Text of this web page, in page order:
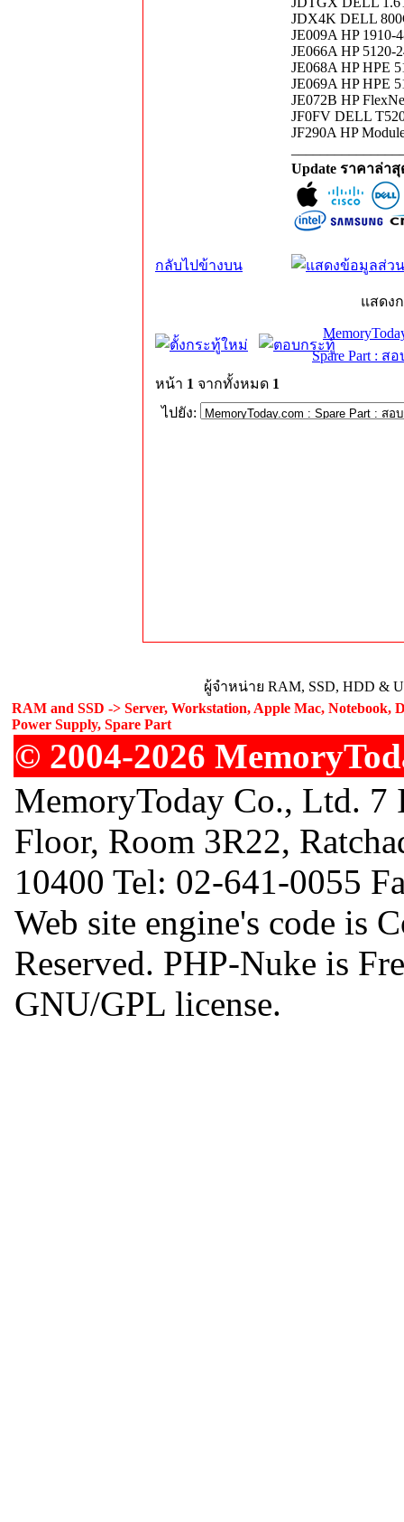
JDX4K DELL
JE009A HP 1910-
JE066A HP 5120-
JE068A HP HPE
JE069A HP HPE
JE072B HP
JF0FV DELL
JF290A HP
Update ราคาล่า
กลับไปข้างบน
แสดง
Spare Part : ส
หน้า 1 จากทั้งหมด 1
ไปยัง:
ผู้จำหน่าย RAM, SSD, HDD &
RAM and SSD -> Server, Workstation, Apple Mac, Notebook,
Power Supply, Spare Part
© 2004-2026
MemoryToday Co., Ltd.
Floor, Room 3R22,
10400 Tel: 02-641-0055
Web site engine's code is
Reserved. PHP-Nuke is
GNU/GPL license.